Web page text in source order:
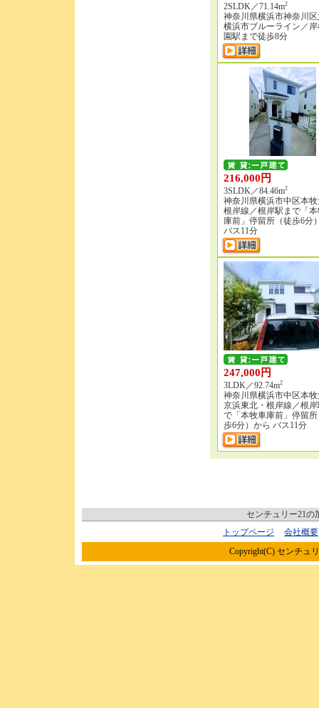
2SLDK／71.14m2
神奈川県横浜市神奈川
横浜市ブルーライン／
園駅まで徒歩8分
216,000円
3SLDK／84.46m2
神奈川県横浜市中区本
根岸線／根岸駅まで「
庫前」停留所（徒歩6分
バス11分
247,000円
3LDK／92.74m2
神奈川県横浜市中区本
京浜東北・根岸線／根
で「本牧車庫前」停留
歩6分）から バス11分
センチュリー21の
トップページ
会社概要
Copyright(C) センチュ